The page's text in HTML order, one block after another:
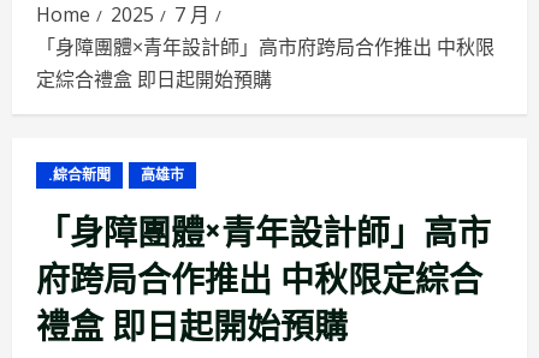
Home 2025
7 月
「身障團體×青年設計師」高市府跨局合作推出 中秋限
定綜合禮盒 即日起開始預購
.綜合新聞 高雄市
「身障團體×青年設計師」高市
府跨局合作推出 中秋限定綜合
禮盒 即日起開始預購